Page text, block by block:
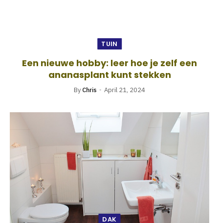
TUIN
Een nieuwe hobby: leer hoe je zelf een
ananasplant kunt stekken
By Chris April 21, 2024
DAK